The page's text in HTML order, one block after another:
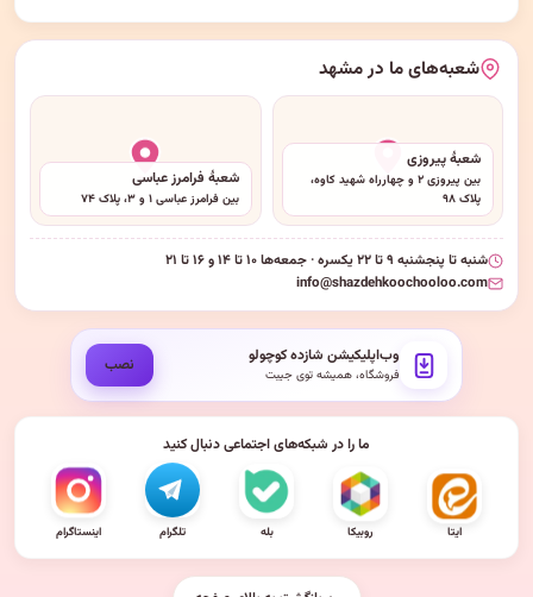
شعبه‌های ما در مشهد
شعبهٔ پیروزی
بین پیروزی ۲ و چهارراه شهید کاوه،
پلاک ۹۸
شعبهٔ فرامرز عباسی
بین فرامرز عباسی ۱ و ۳، پلاک ۷۴
شنبه تا پنجشنبه ۹ تا ۲۲ یکسره · جمعه‌ها ۱۰ تا ۱۴ و ۱۶ تا ۲۱
info@shazdehkoochooloo.com
وب‌اپلیکیشن شازده کوچولو
فروشگاه، همیشه توی جیبت نصب
ما را در شبکه‌های اجتماعی دنبال کنید
ایتا روبیکا بله تلگرام اینستاگرام